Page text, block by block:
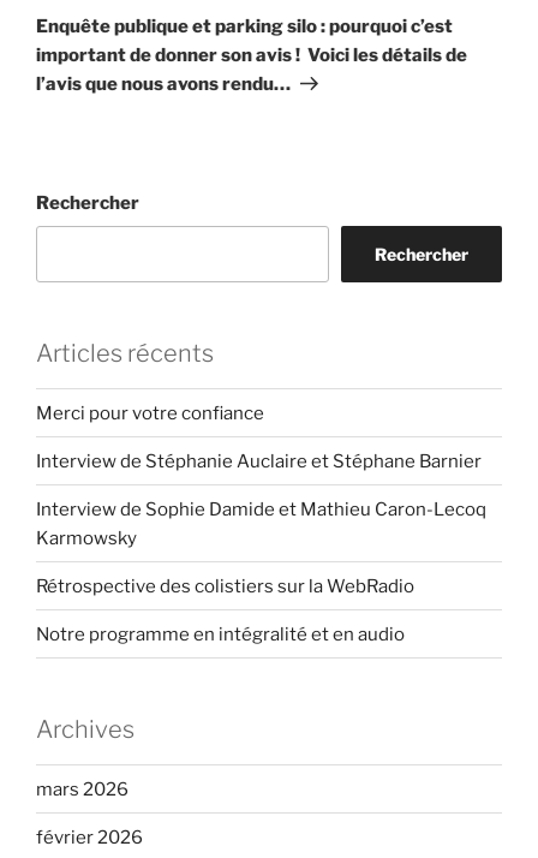
suivant
Enquête publique et parking silo : pourquoi c’est
important de donner son avis ! Voici les détails de
l’avis que nous avons rendu…
Rechercher
Rechercher
Articles récents
Merci pour votre confiance
Interview de Stéphanie Auclaire et Stéphane Barnier
Interview de Sophie Damide et Mathieu Caron-Lecoq
Karmowsky
Rétrospective des colistiers sur la WebRadio
Notre programme en intégralité et en audio
Archives
mars 2026
février 2026